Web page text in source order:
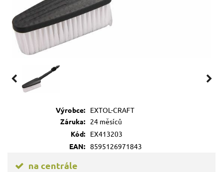
Výrobce:
EXTOL-CRAFT
Záruka:
24 měsíců
Kód:
EX413203
EAN: 8595126971843
na centrále